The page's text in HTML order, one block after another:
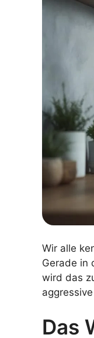
Wir alle
Gerade in
wird das
Das